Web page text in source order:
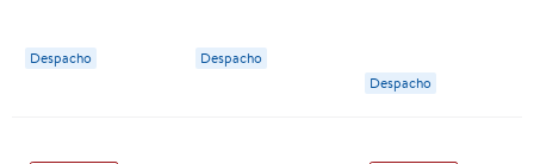
Despacho Despacho
Despacho